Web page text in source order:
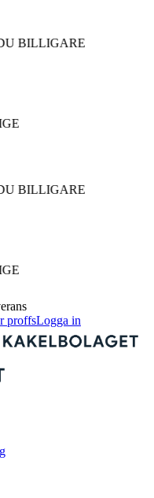
BILLIGARE
BILLIGARE
proffsLogga in